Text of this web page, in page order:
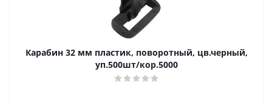
Карабин 32 мм пластик, поворотный, цв.черный,
уп.500шт/кор.5000